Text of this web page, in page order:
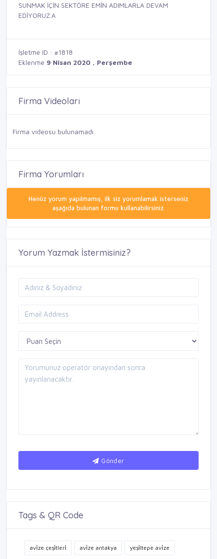
SUNMAK İÇİN SEKTÖRE EMİN ADIMLARLA DEVAM
EDİYORUZ.A
İşletme ID : #1818
Eklenme 9 Nisan 2020 , Perşembe
Firma Videoları
Firma videosu bulunamadı.
Firma Yorumları
Henüz yorum yapılmamış, ilk siz yorumlamak isterseniz
aşağıda bulunan formu kullanabilirsiniz.
Yorum Yazmak İstermisiniz?
Gönder
Tags & QR Code
avi̇ze çeşi̇tleri̇ avi̇ze antakya yeşi̇ltepe avi̇ze